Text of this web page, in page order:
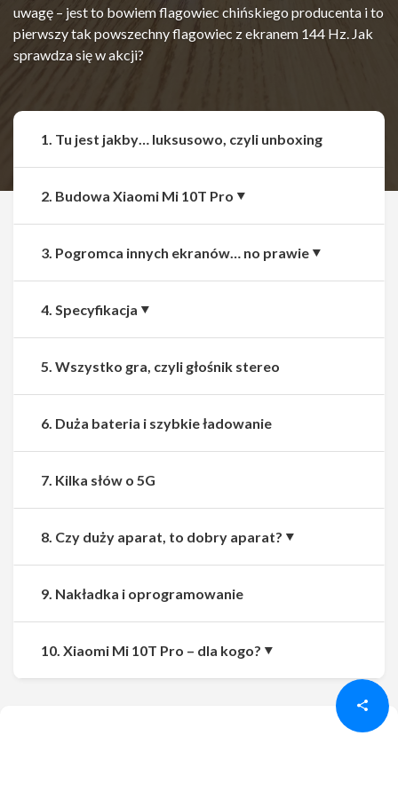
uwagę – jest to bowiem flagowiec chińskiego producenta i to
pierwszy tak powszechny flagowiec z ekranem 144 Hz. Jak
sprawdza się w akcji?
Udostępnij
1. Tu jest jakby… luksusowo, czyli unboxing
2. Budowa Xiaomi Mi 10T Pro
3. Pogromca innych ekranów… no prawie
4. Specyfikacja
5. Wszystko gra, czyli głośnik stereo
6. Duża bateria i szybkie ładowanie
7. Kilka słów o 5G
8. Czy duży aparat, to dobry aparat?
9. Nakładka i oprogramowanie
10. Xiaomi Mi 10T Pro – dla kogo?